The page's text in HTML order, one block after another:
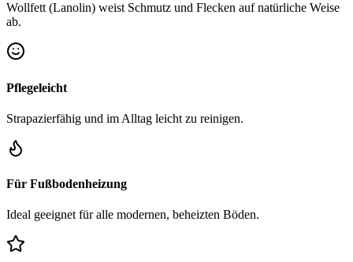
Wollfett (Lanolin) weist Schmutz und Flecken auf natürliche Weise
ab.
Pflegeleicht
Strapazierfähig und im Alltag leicht zu reinigen.
Für Fußbodenheizung
Ideal geeignet für alle modernen, beheizten Böden.